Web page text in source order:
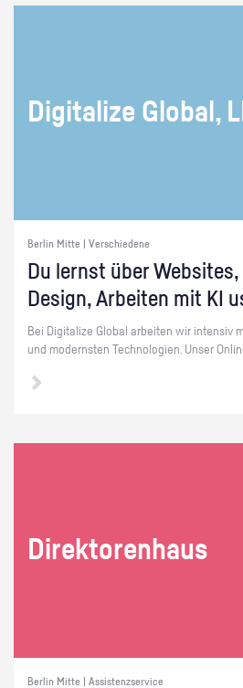
Di­gi­ta­li­ze Glo­bal,
Berlin Mitte | Verschiedene
Du lernst über
De­sign, Ar­bei­ten mit KI
Bei Di­gi­ta­li­ze Glo­bal ar­bei­ten wir in­ten­siv
und mo­derns­ten Tech­no­lo­gi­en. Unser
Di­rek­to­ren­haus
Berlin Mitte | Assistenzservice